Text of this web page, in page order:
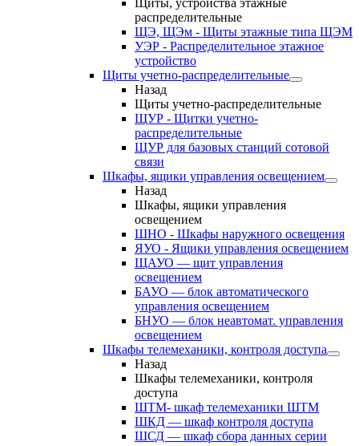
Щиты, устройства этажные
распределительные
ЩЭ, ЩЭм - Щиты этажные типа ЩЭМ
УЭР - Распределительное этажное
устройство
Щиты учетно-распределительные
Назад
Щиты учетно-распределительные
ЩУР - Щитки учетно-
распределительные
ЩУР для базовых станций сотовой
связи
Шкафы, ящики управления освещением
Назад
Шкафы, ящики управления
освещением
ШНО - Шкафы наружного освещения
ЯУО - Ящики управления освещением
ЩАУО — щит управления
освещением
БАУО — блок автоматического
управления освещением
БНУО — блок неавтомат. управления
освещением
Шкафы телемеханики, контроля доступа
Назад
Шкафы телемеханики, контроля
доступа
ШТМ- шкаф телемеханики ШТМ
ШКД — шкаф контроля доступа
ШСД — шкаф сбора данных серии